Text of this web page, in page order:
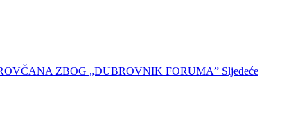
ZBOG „DUBROVNIK FORUMA” Sljedeće